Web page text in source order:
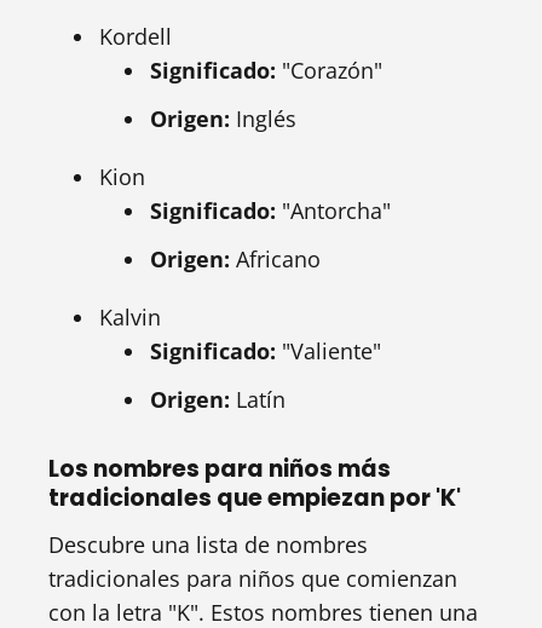
Kordell
Significado: "Corazón"
Origen: Inglés
Kion
Significado: "Antorcha"
Origen: Africano
Kalvin
Significado: "Valiente"
Origen: Latín
Los nombres para niños más
tradicionales que empiezan por 'K'
Descubre una lista de nombres
tradicionales para niños que comienzan
con la letra "K". Estos nombres tienen una